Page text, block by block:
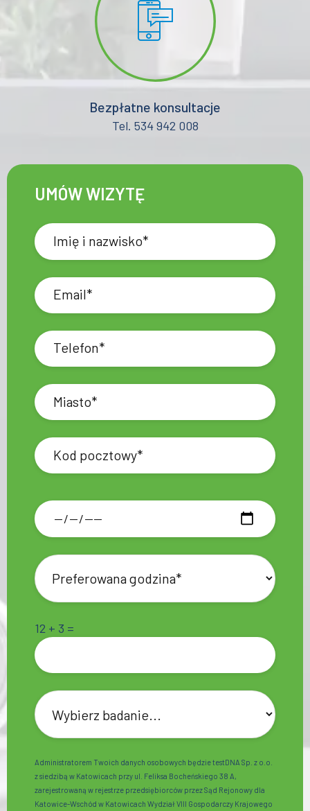
Bezpłatne konsultacje
Tel. 534 942 008
UMÓW WIZYTĘ
12 + 3 =
Administratorem Twoich danych osobowych będzie testDNA Sp. z o.o.
z siedzibą w Katowicach przy ul. Feliksa Bocheńskiego 38 A,
zarejestrowaną w rejestrze przedsiębiorców przez Sąd Rejonowy dla
Katowice-Wschód w Katowicach Wydział VIII Gospodarczy Krajowego